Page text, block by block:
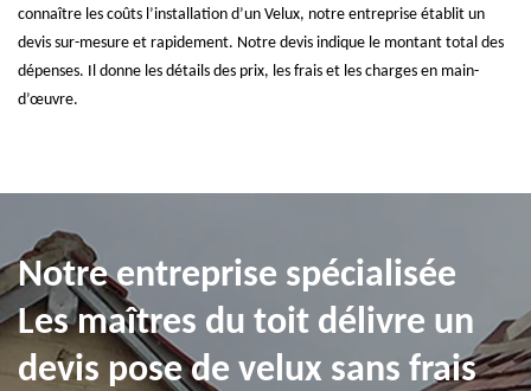
connaître les coûts l’installation d’un Velux, notre entreprise établit un
devis sur-mesure et rapidement. Notre devis indique le montant total des
dépenses. Il donne les détails des prix, les frais et les charges en main-
d’œuvre.
Notre entreprise spécialisée
Les maîtres du toit délivre un
devis pose de velux sans frais